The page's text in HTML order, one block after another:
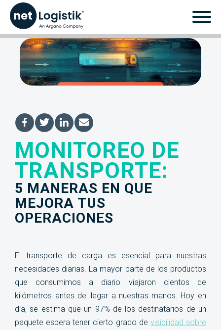
Monitoreo de
transporte: 5 maneras
en que mejora tus
operaciones
MONITOREO DE
TRANSPORTE:
5 MANERAS EN QUE
MEJORA TUS
OPERACIONES
El transporte de carga es esencial para nuestras
necesidades diarias. La mayor parte de los productos
que consumimos a diario viajaron cientos de
kilómetros antes de llegar a nuestras manos. Hoy en
día, se estima que un 97% de los destinatarios de un
paquete espera tener cierto grado de visibilidad sobre